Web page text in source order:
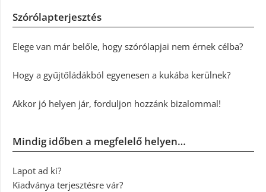
Szórólapterjesztés
Elege van már belőle, hogy szórólapjai nem érnek célba?
Hogy a gyűjtőládákból egyenesen a kukába kerülnek?
Akkor jó helyen jár, forduljon hozzánk bizalommal!
Mindig időben a megfelelő helyen…
Lapot ad ki?
Kiadványa terjesztésre vár?